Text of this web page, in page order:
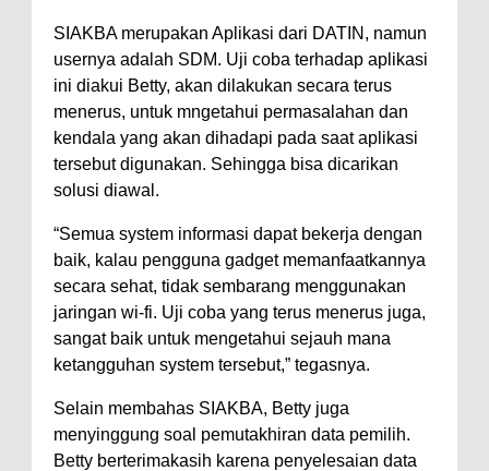
Satsamapta Polres Bima Bantu
Warga Dena Hadapi Krisis Air
Bersih
Polsek Bolo Bongkar Peredaran
Sabu di Tambe, 2 Pria
Sabu Siap Edar
SIGAPUAN dan Ikhtiar Kota Bima
Menjemput Korban Kekerasan
SIAKBA merupakan Aplikasi dari DATIN, namun
usernya adalah SDM. Uji coba terhadap aplikasi
ini diakui Betty, akan dilakukan secara terus
menerus, untuk mngetahui permasalahan dan
kendala yang akan dihadapi pada saat aplikasi
tersebut digunakan. Sehingga bisa dicarikan
solusi diawal.
“Semua system informasi dapat bekerja dengan
baik, kalau pengguna gadget memanfaatkannya
secara sehat, tidak sembarang menggunakan
jaringan wi-fi. Uji coba yang terus menerus juga,
sangat baik untuk mengetahui sejauh mana
ketangguhan system tersebut,” tegasnya.
Selain membahas SIAKBA, Betty juga
menyinggung soal pemutakhiran data pemilih.
Betty berterimakasih karena penyelesaian data